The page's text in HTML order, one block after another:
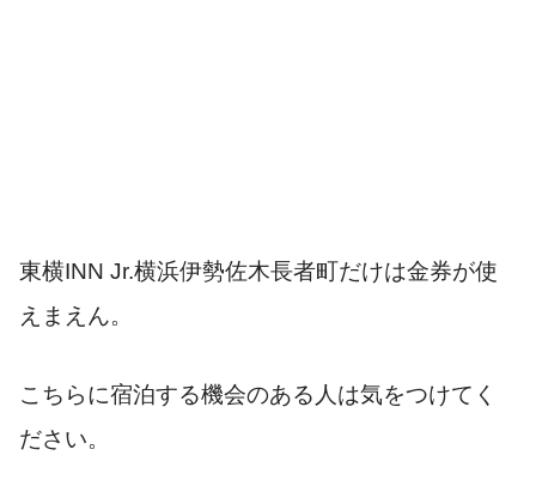
東横INN Jr.横浜伊勢佐木長者町だけは金券が使
えまえん。
こちらに宿泊する機会のある人は気をつけてく
ださい。